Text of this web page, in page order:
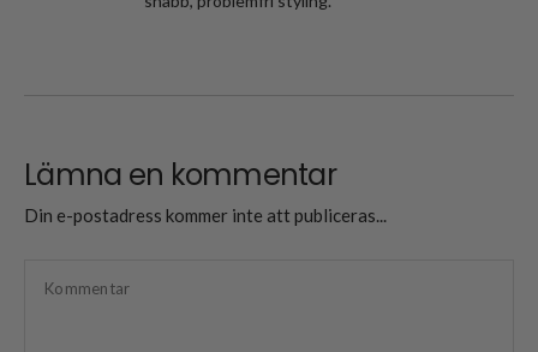
Lämna en kommentar
Din e-postadress kommer inte att publiceras...
Kommentar